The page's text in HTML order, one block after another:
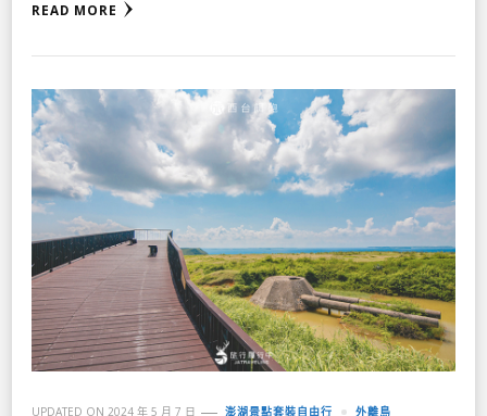
READ MORE
UPDATED ON 2024 年 5 月 7 日 澎湖景點套裝自由行 外離島